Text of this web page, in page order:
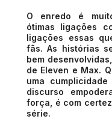
O enredo é
ótimas ligações
ligações essas
fãs. As histórias
bem
de Eleven e Max.
uma
discurso
força, é com
série.